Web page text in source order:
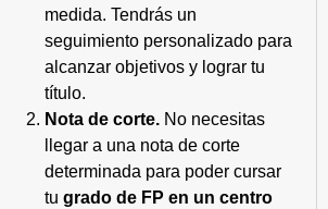
medida. Tendrás un
seguimiento personalizado para
alcanzar objetivos y lograr tu
título.
Nota de corte. No necesitas
llegar a una nota de corte
determinada para poder cursar
tu grado de FP en un centro